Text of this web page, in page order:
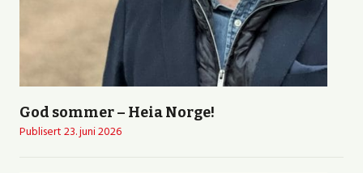
God sommer – Heia Norge!
Publisert23. juni 2026